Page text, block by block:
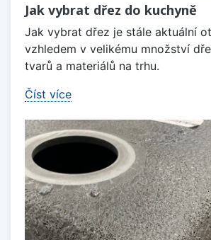
Jak vybrat dřez do kuchyně
Jak vybrat dřez je stále aktuální
vzhledem v velikému množství
tvarů a materiálů na trhu.
Číst více